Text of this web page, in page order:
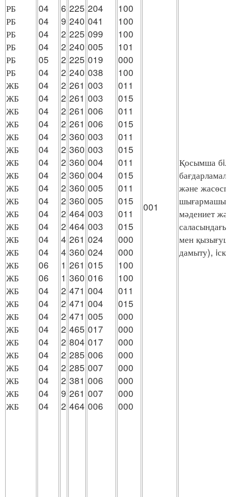
РБ
РБ
РБ
РБ
РБ
РБ
ЖБ
ЖБ
ЖБ
ЖБ
ЖБ
ЖБ
ЖБ
ЖБ
ЖБ
ЖБ
ЖБ
ЖБ
ЖБ
ЖБ
ЖБ
ЖБ
ЖБ
ЖБ
ЖБ
ЖБ
ЖБ
ЖБ
ЖБ
ЖБ
ЖБ
ЖБ
04
04
04
04
05
04
04
04
04
04
04
04
04
04
04
04
04
04
04
04
06
06
04
04
04
04
04
04
04
04
04
04
6
9
2
2
2
2
2
2
2
2
2
2
2
2
2
2
2
2
4
4
1
1
2
2
2
2
2
2
2
2
9
2
225
240
225
240
225
240
261
261
261
261
360
360
360
360
360
360
464
464
261
360
261
360
471
471
471
465
804
285
285
381
261
464
204
041
099
005
019
038
003
003
006
006
003
003
004
004
005
005
003
003
024
024
015
016
004
004
005
017
017
006
007
006
007
006
100
100
100
101
000
100
011
015
011
015
011
015
011
015
011
015
011
015
000
000
100
100
011
015
000
000
000
000
000
000
000
000
001
Қосымша
және
мәдениет
мен
дамыту),